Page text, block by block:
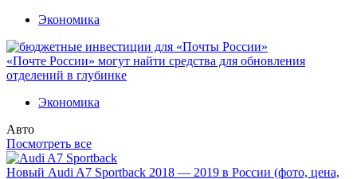
Экономика
«Почте России» могут найти средства для обновления
отделений в глубинке
Экономика
Авто
Посмотреть все
Новый Audi A7 Sportback 2018 — 2019 в России (фото, цена,